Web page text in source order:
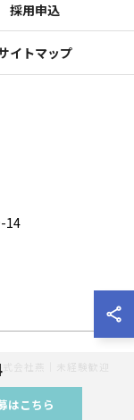
はこちら
採用申込
イトマップ
14
会社燕｜未経験歓迎